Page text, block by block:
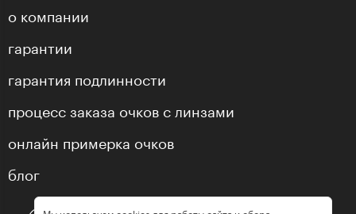
о компании
гарантии
гарантия подлинности
процесс заказа очков с линзами
онлайн примерка очков
блог